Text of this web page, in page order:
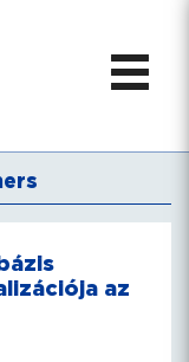
az